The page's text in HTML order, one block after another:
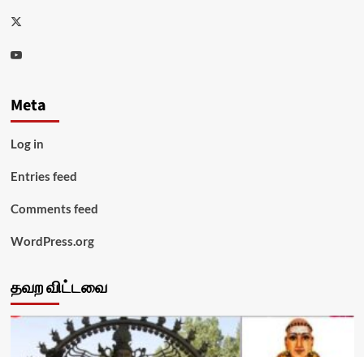
Twitter
Youtube
Meta
Log in
Entries feed
Comments feed
WordPress.org
தவற விட்டவை